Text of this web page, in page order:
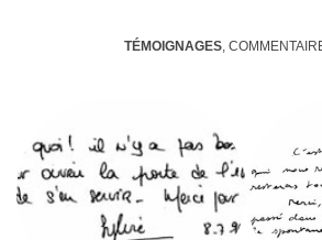
TÉMOIGNAGES,